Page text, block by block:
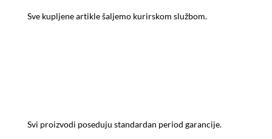
Sve kupljene artikle šaljemo kurirskom službom.
Svi proizvodi poseduju standardan period garancije.